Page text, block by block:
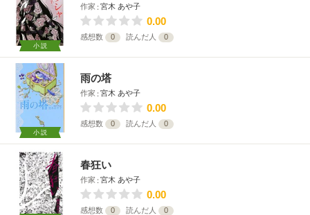
小説
作家 宮木 あや子
0.00
感想数 0 読んだ人 0
小説
雨の塔
作家 宮木 あや子
0.00
感想数 0 読んだ人 0
春狂い
作家 宮木 あや子
0.00
感想数 0 読んだ人 0